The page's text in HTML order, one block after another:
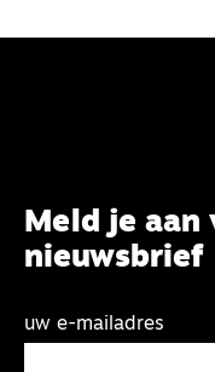
Meld je aan
nieuwsbrief
uw e-mailadres